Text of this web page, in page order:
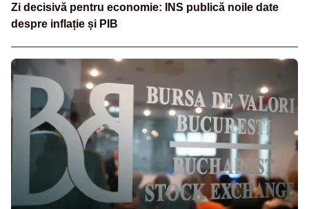
Zi decisivă pentru economie: INS publică noile date
despre inflație și PIB